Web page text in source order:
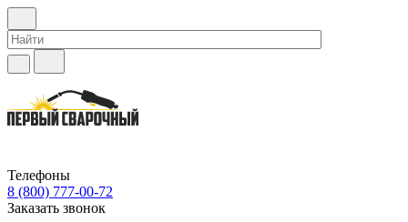
Телефоны
8 (800) 777-00-72
Заказать звонок